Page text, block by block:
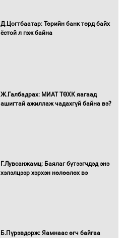
Нөөцийн махны худалдаа,
Монгол Улс “COP17”-д “Тал хээрийн
төлөвлөгөө”-гөө танилцуулна
худалдан авах журмыг баталлаа
Д.Цогтбаатар: Төрийн банк төрд байх
ёстой л гэж байна
Ж.Галбадрах: МИАТ ТӨХК яагаад
ашигтай ажиллаж чадахгүй байна вэ?
Г.Лувсанжамц: Баялаг бүтээгчдэд энэ
хэлэлцээр хэрхэн нөлөөлөх вэ
Б.Пүрэвдорж: Яамнаас өгч байгаа